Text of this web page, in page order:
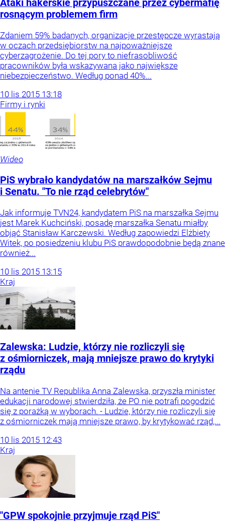
Ataki hakerskie przypuszczane przez cybermafię
rosnącym problemem firm
Zdaniem 59% badanych, organizacje przestępcze wyrastają
w oczach przedsiębiorstw na najpoważniejsze
cyberzagrożenie. Do tej pory to niefrasobliwość
pracowników była wskazywana jako największe
niebezpieczeństwo. Według ponad 40%...
10 lis 2015 13:18
Firmy i rynki
Wideo
PiS wybrało kandydatów na marszałków Sejmu
i Senatu. "To nie rząd celebrytów"
Jak informuje TVN24, kandydatem PiS na marszałka Sejmu
jest Marek Kuchciński, posadę marszałka Senatu miałby
objąć Stanisław Karczewski. Według zapowiedzi Elżbiety
Witek, po posiedzeniu klubu PiS prawdopodobnie będą znane
również...
10 lis 2015 13:15
Kraj
Zalewska: Ludzie, którzy nie rozliczyli się
z ośmiorniczek, mają mniejsze prawo do krytyki
rządu
Na antenie TV Republika Anna Zalewska, przyszła minister
edukacji narodowej stwierdziła, że PO nie potrafi pogodzić
się z porażką w wyborach. - Ludzie, którzy nie rozliczyli się
z ośmiorniczek mają mniejsze prawo, by krytykować rząd,...
10 lis 2015 12:43
Kraj
"GPW spokojnie przyjmuje rząd PiS"